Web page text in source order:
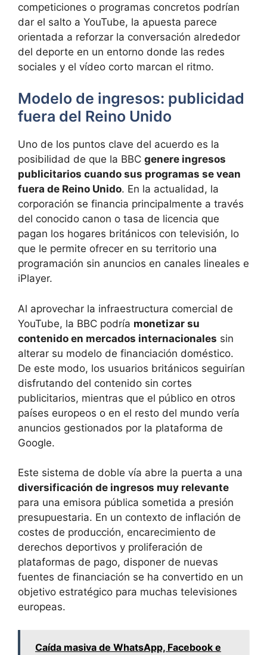
competiciones o programas concretos podrían
dar el salto a YouTube, la apuesta parece
orientada a reforzar la conversación alrededor
del deporte en un entorno donde las redes
sociales y el vídeo corto marcan el ritmo.
Modelo de ingresos: publicidad
fuera del Reino Unido
Uno de los puntos clave del acuerdo es la
posibilidad de que la BBC genere ingresos
publicitarios cuando sus programas se vean
fuera de Reino Unido. En la actualidad, la
corporación se financia principalmente a través
del conocido canon o tasa de licencia que
pagan los hogares británicos con televisión, lo
que le permite ofrecer en su territorio una
programación sin anuncios en canales lineales e
iPlayer.
Al aprovechar la infraestructura comercial de
YouTube, la BBC podría monetizar su
contenido en mercados internacionales sin
alterar su modelo de financiación doméstico.
De este modo, los usuarios británicos seguirían
disfrutando del contenido sin cortes
publicitarios, mientras que el público en otros
países europeos o en el resto del mundo vería
anuncios gestionados por la plataforma de
Google.
Este sistema de doble vía abre la puerta a una
diversificación de ingresos muy relevante
para una emisora pública sometida a presión
presupuestaria. En un contexto de inflación de
costes de producción, encarecimiento de
derechos deportivos y proliferación de
plataformas de pago, disponer de nuevas
fuentes de financiación se ha convertido en un
objetivo estratégico para muchas televisiones
europeas.
Caída masiva de WhatsApp, Facebook e